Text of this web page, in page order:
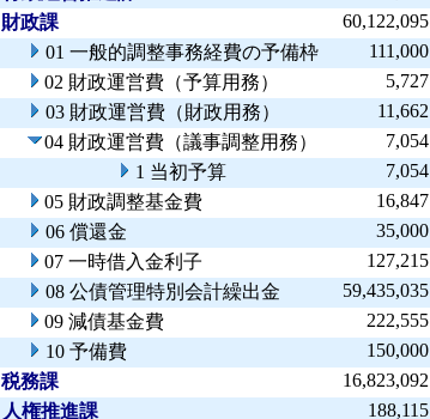
財政課
60,122,095
01 一般的調整事務経費の予備枠
111,000
02 財政運営費（予算用務）
5,727
03 財政運営費（財政用務）
11,662
04 財政運営費（議事調整用務）
7,054
1 当初予算
7,054
05 財政調整基金費
16,847
06 償還金
35,000
07 一時借入金利子
127,215
08 公債管理特別会計繰出金
59,435,035
09 減債基金費
222,555
10 予備費
150,000
税務課
16,823,092
人権推進課
188,115